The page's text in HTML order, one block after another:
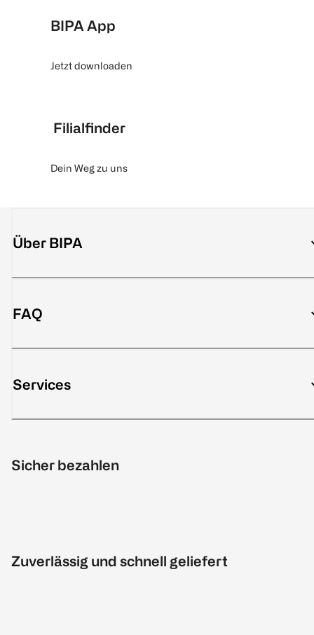
BIPA App
Jetzt downloaden
Filialfinder
Dein Weg zu uns
Über BIPA
FAQ
Services
Sicher bezahlen
Zuverlässig und schnell geliefert